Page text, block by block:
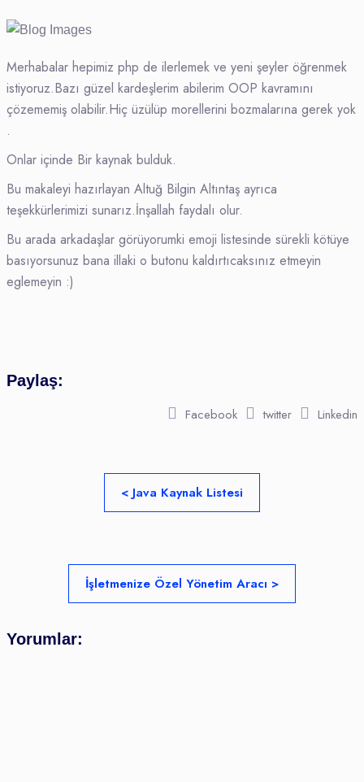
Merhabalar hepimiz php de ilerlemek ve yeni şeyler öğrenmek
istiyoruz.Bazı güzel kardeşlerim abilerim OOP kavramını
çözememiş olabilir.Hiç üzülüp morellerini bozmalarına gerek yok
.
Onlar içinde Bir kaynak bulduk.
Bu makaleyi hazırlayan Altuğ Bilgin Altıntaş ayrıca
teşekkürlerimizi sunarız.İnşallah faydalı olur.
Bu arada arkadaşlar görüyorumki emoji listesinde sürekli kötüye
basıyorsunuz bana illaki o butonu kaldırtıcaksınız etmeyin
eglemeyin :)
Paylaş:
Facebook
twitter Linkedin
< Java Kaynak Listesi
İşletmenize Özel Yönetim Aracı >
Yorumlar: